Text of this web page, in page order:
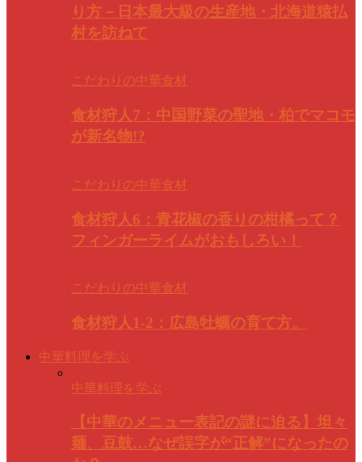
り方－日本最大級の生産地・北海道猿払
村を訪ねて
こだわりの中華食材
食材狩人7：中国野菜の聖地・柏でマコモ
が新名物!?
こだわりの中華食材
食材狩人6：青花椒の香りの柑橘って？
フィンガーライムがおもしろい！
こだわりの中華食材
食材狩人1-2：広島牡蠣の育て方。
中華料理を学ぶ
中華料理を学ぶ
【中華のメニュー表記の謎に迫る】坦々
麺、豆鼓…なぜ誤字が“正解”になったの